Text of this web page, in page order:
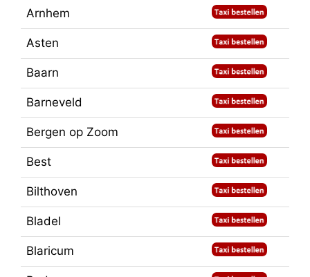
Arnhem
Asten
Baarn
Barneveld
Bergen op Zoom
Best
Bilthoven
Bladel
Blaricum